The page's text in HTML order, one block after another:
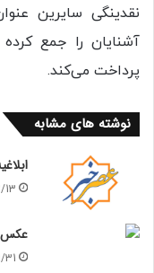
نقدینگی سایرین
آشنایان را جمع
پرداخت می‌کند.
نوشته های مشابه
13
عکس
31